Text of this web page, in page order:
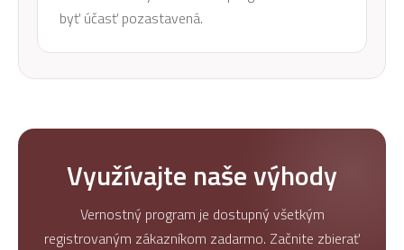
byť účasť pozastavená.
Využívajte naše výhody
Vernostný program je dostupný všetkým
registrovaným zákazníkom zadarmo. Začnite zbierať